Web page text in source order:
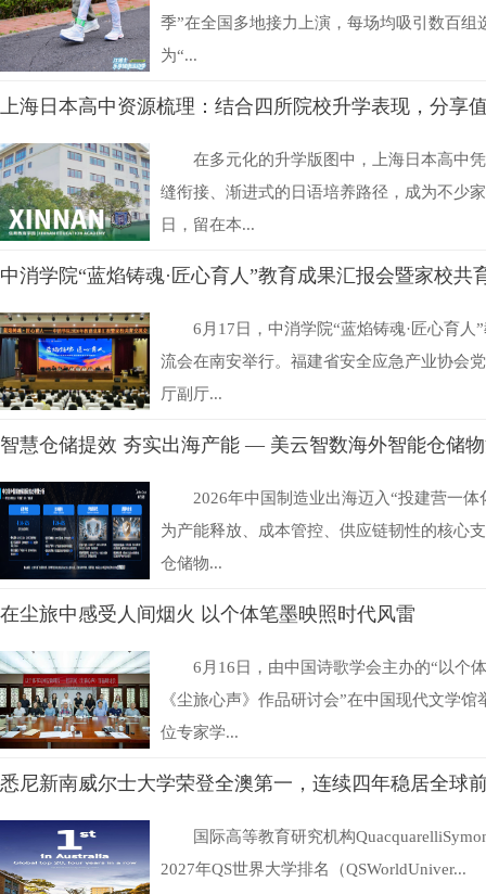
季”在全国多地接力上演，每场均吸引数百组
为“...
上海日本高中资源梳理：结合四所院校升学表现，分享
在多元化的升学版图中，上海日本高中
缝衔接、渐进式的日语培养路径，成为不少
日，留在本...
中消学院“蓝焰铸魂·匠心育人”教育成果汇报会暨家校共
6月17日，中消学院“蓝焰铸魂·匠心育人
流会在南安举行。福建省安全应急产业协会
厅副厅...
智慧仓储提效 夯实出海产能 — 美云智数海外智能仓储
2026年中国制造业出海迈入“投建营一
为产能释放、成本管控、供应链韧性的核心
仓储物...
在尘旅中感受人间烟火 以个体笔墨映照时代风雷
6月16日，由中国诗歌学会主办的“以
《尘旅心声》作品研讨会”在中国现代文学
位专家学...
悉尼新南威尔士大学荣登全澳第一，连续四年稳居全球
国际高等教育研究机构
2027年QS世界大学排名（QSWorldUniver...